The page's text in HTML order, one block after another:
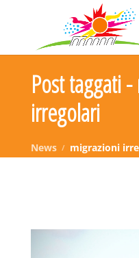
Post taggati
irregolari
News migrazioni